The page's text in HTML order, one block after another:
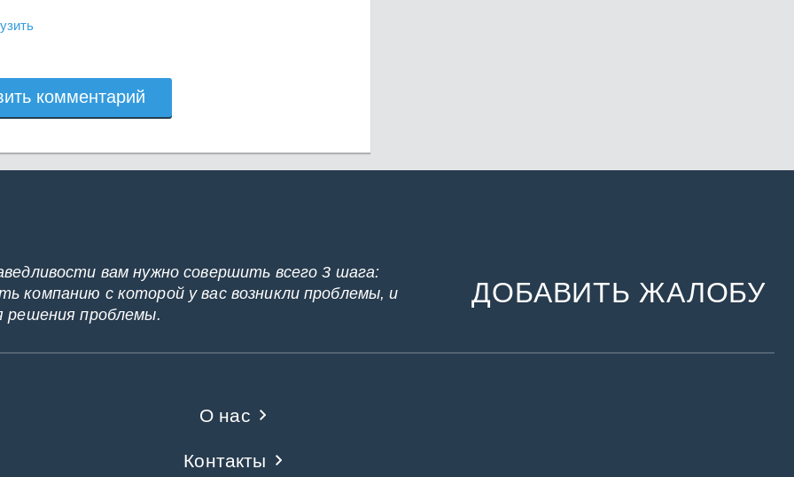
комментарий
вам нужно совершить всего 3 шага:
компанию с которой у вас возникли проблемы, и
решения проблемы.
ДОБАВИТЬ ЖАЛОБУ
О нас
Контакты